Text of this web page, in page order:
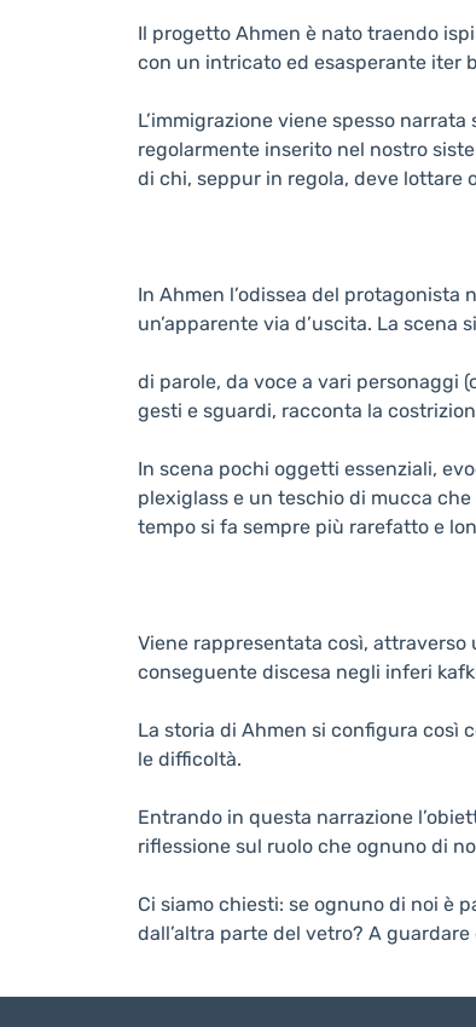
Il progetto Ahmen è nato traendo
con un intricato ed esasperante iter
L’immigrazione viene spesso
regolarmente inserito nel nostro
di chi, seppur in regola, deve lottare
In Ahmen l’odissea del
un’apparente via d’uscita. La
di parole, da voce a vari personaggi
gesti e sguardi, racconta la
In scena pochi oggetti essenziali,
plexiglass e un teschio di mucca
tempo si fa sempre più rarefatto e
Viene rappresentata così,
conseguente discesa negli inferi
La storia di Ahmen si configura così
le difficoltà.
Entrando in questa narrazione
riflessione sul ruolo che ognuno di
Ci siamo chiesti: se ognuno di noi è
dall’altra parte del vetro? A